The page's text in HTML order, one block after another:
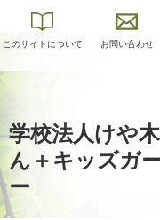
このサイトについて お問い合わせ
学校法人けや
ん＋キッズガ
ー